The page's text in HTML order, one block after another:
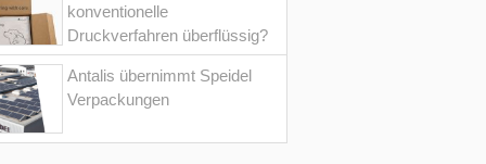
konventionelle
Druckverfahren überflüssig?
Antalis übernimmt Speidel
Verpackungen